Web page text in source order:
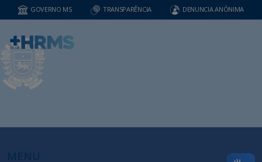
GOVERNO MS TRANSPARÊNCIA DENUNCIA ANÔNIMA